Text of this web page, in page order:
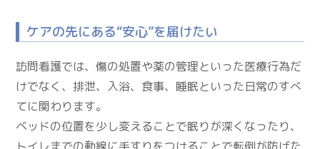
ケアの先にある“安心”を届けたい
訪問看護では、傷の処置や薬の管理といった医療行為だ
けでなく、排泄、入浴、食事、睡眠といった日常のすべ
てに関わります。
ベッドの位置を少し変えることで眠りが深くなったり、